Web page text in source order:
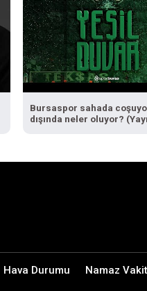
Bursaspor sahada
dışında neler oluyor?
Hava Durumu
Namaz